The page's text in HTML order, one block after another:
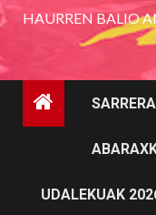
HAURREN BALIO
UDALEKUAK